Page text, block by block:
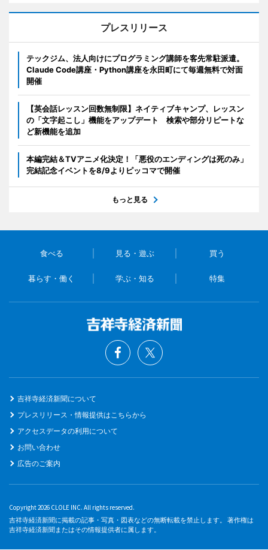
プレスリリース
テックジム、法人向けにプログラミング講師を客先常駐派遣。
Claude Code講座・Python講座を永田町にて毎週無料で対面
開催
【英会話レッスン回数無制限】ネイティブキャンプ、レッスン
の「文字起こし」機能をアップデート 検索や部分リピートな
ど新機能を追加
本編完結＆TVアニメ化決定！「悪役のエンディングは死のみ」
完結記念イベントを8/9よりピッコマで開催
もっと見る
食べる 見る・遊ぶ 買う
暮らす・働く 学ぶ・知る 特集
吉祥寺経済新聞について
プレスリリース・情報提供はこちらから
アクセスデータの利用について
お問い合わせ
広告のご案内
Copyright 2026 CLOLE INC. All rights reserved.
吉祥寺経済新聞に掲載の記事・写真・図表などの無断転載を禁止します。 著作権は
吉祥寺経済新聞またはその情報提供者に属します。